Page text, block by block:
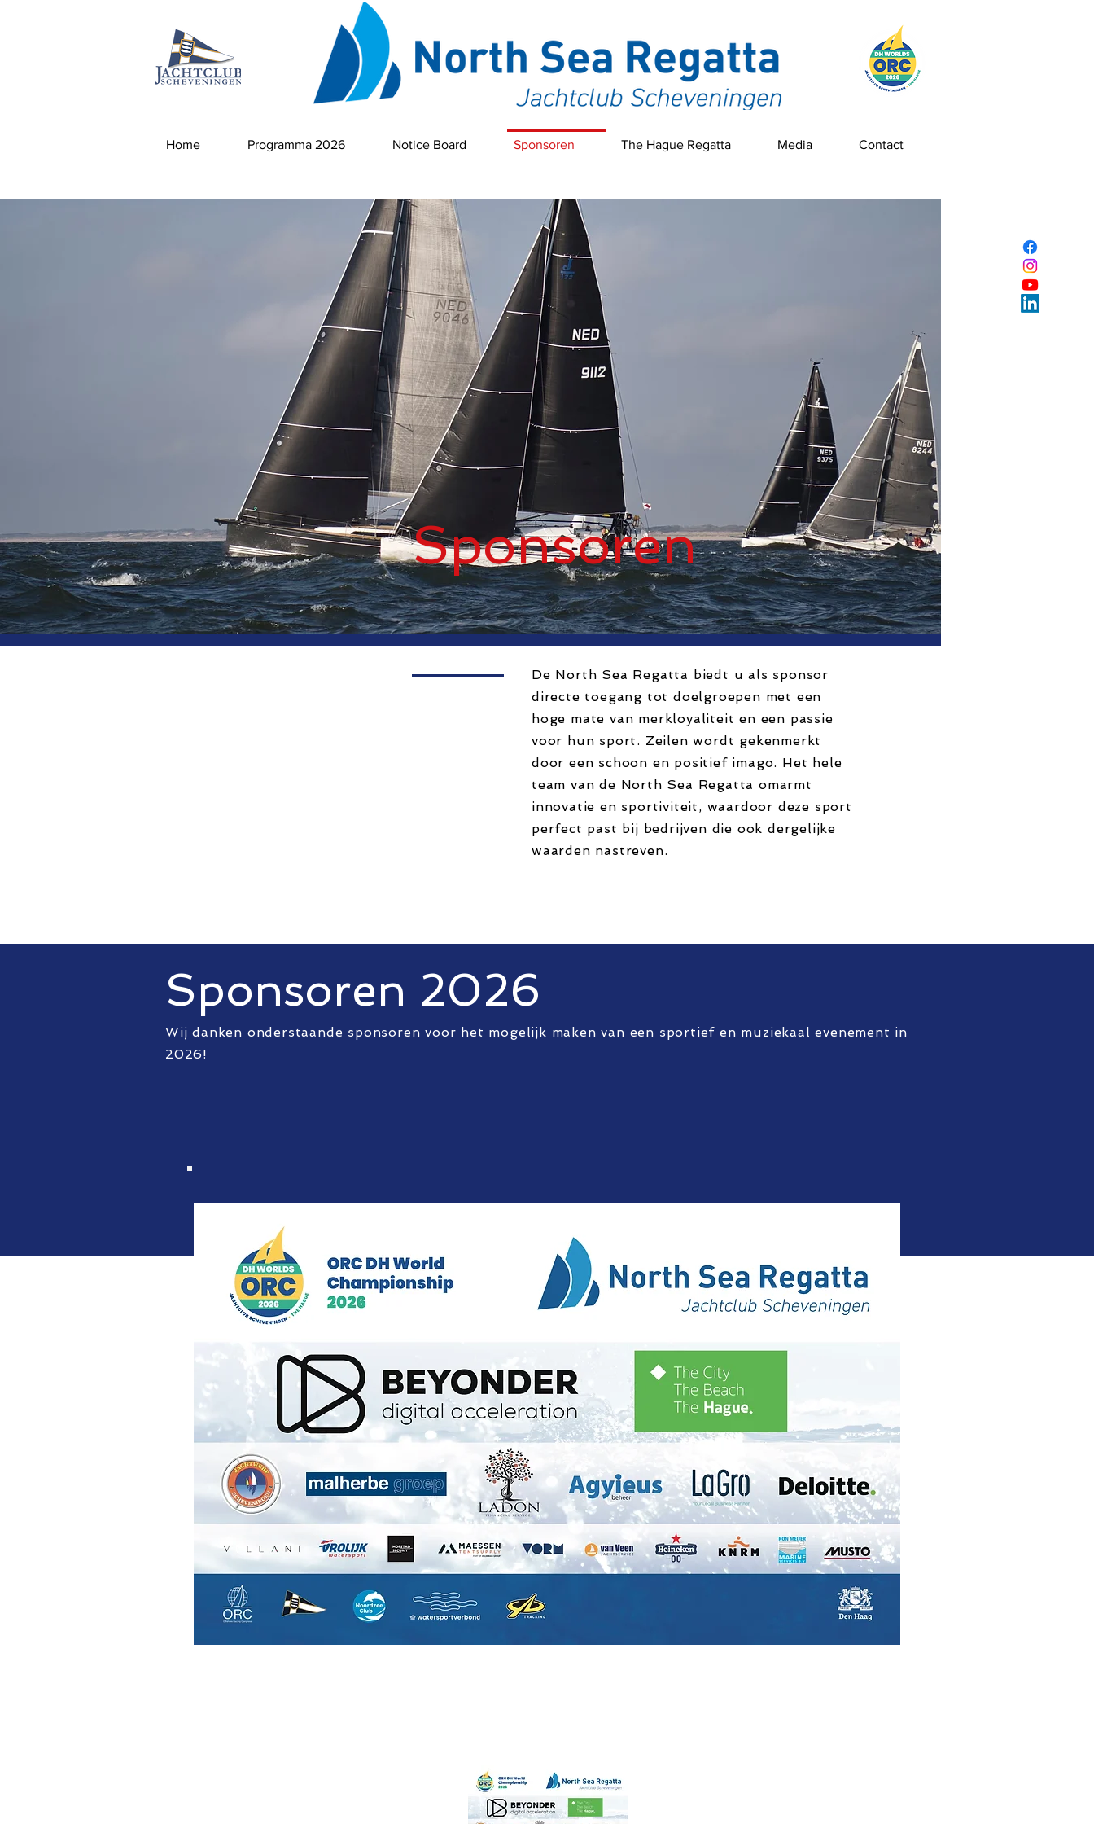
Home Programma 2026 Notice Board Sponsoren The Hague Regatta Media Contact
Sponsoren
De North Sea Regatta biedt u als sponsor
directe toegang tot doelgroepen met een
hoge mate van merkloyaliteit en een passie
voor hun sport. Zeilen wordt gekenmerkt
door een schoon en positief imago. Het hele
team van de North Sea Regatta omarmt
innovatie en sportiviteit, waardoor deze sport
perfect past bij bedrijven die ook dergelijke
waarden nastreven.
Sponsoren 2026
Wij danken onderstaande sponsoren voor het mogelijk maken van een sportief en muziekaal evenement in
2026!